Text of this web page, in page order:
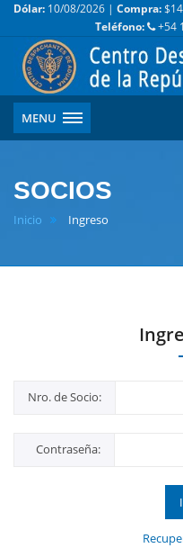
Dólar: 10/08/2026 | Compra:
Teléfono:
+54
MENU
SOCIOS
Inicio Ingreso
Nro. de Socio:
Contraseña: